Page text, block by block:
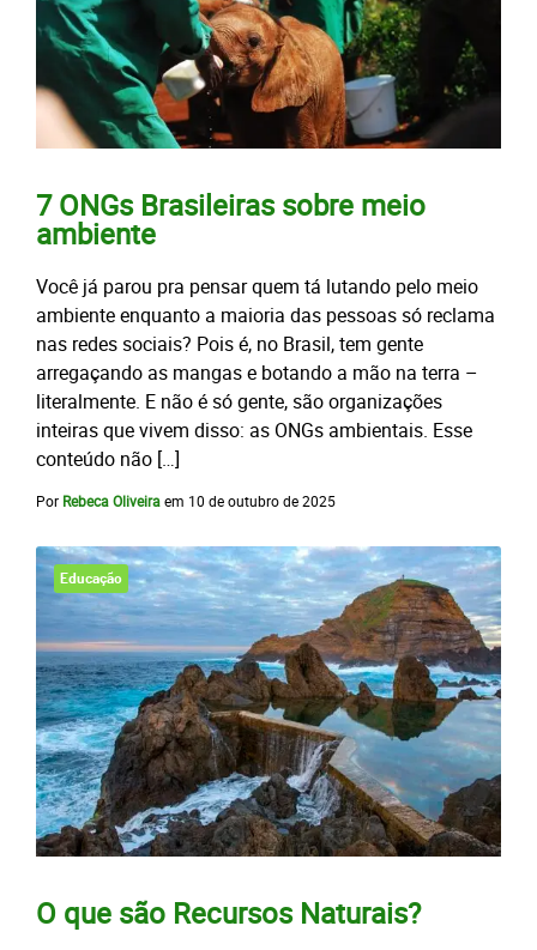
7 ONGs Brasileiras sobre meio
ambiente
Você já parou pra pensar quem tá lutando pelo meio
ambiente enquanto a maioria das pessoas só reclama
nas redes sociais? Pois é, no Brasil, tem gente
arregaçando as mangas e botando a mão na terra –
literalmente. E não é só gente, são organizações
inteiras que vivem disso: as ONGs ambientais. Esse
conteúdo não […]
Por Rebeca Oliveiraem 10 de outubro de 2025
Educação
O que são Recursos Naturais?